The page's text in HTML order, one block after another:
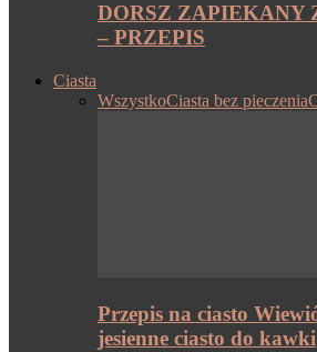
DORSZ ZAPIEKANY
– PRZEPIS
Ciasta
WszystkoCiasta bez pieczenia
Przepis na ciasto
jesienne ciasto do kawki